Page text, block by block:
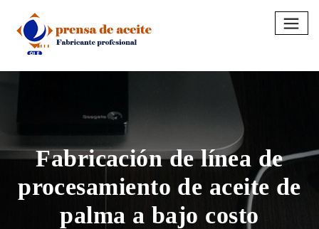
content
Fabricación de línea de
procesamiento de aceite de
palma a bajo costo